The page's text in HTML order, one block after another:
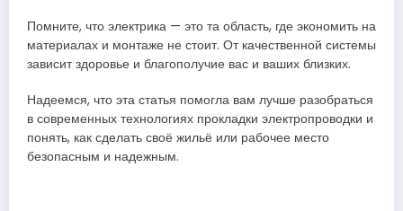
Помните, что электрика — это та область, где экономить на
материалах и монтаже не стоит. От качественной системы
зависит здоровье и благополучие вас и ваших близких.
Надеемся, что эта статья помогла вам лучше разобраться
в современных технологиях прокладки электропроводки и
понять, как сделать своё жильё или рабочее место
безопасным и надежным.